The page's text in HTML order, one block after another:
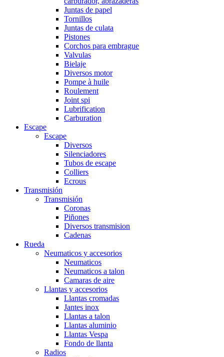
Juntas de papel
Tornillos
Juntas de culata
Pistones
Corchos para embrague
Valvulas
Bielaje
Diversos motor
Pompe à huile
Roulement
Joint spi
Lubrification
Carburation
Escape
Escape
Diversos
Silenciadores
Tubos de escape
Colliers
Ecrous
Transmisión
Transmisión
Coronas
Piñones
Diversos transmision
Cadenas
Rueda
Neumaticos y accesorios
Neumaticos
Neumaticos a talon
Camaras de aire
Llantas y accesorios
Llantas cromadas
Jantes inox
Llantas a talon
Llantas aluminio
Llantas Vespa
Fondo de llanta
Radios